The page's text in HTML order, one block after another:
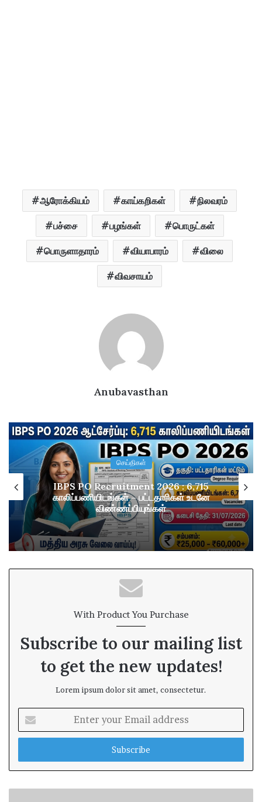
ஆரோக்கியம் காய்கறிகள் நிலவரம்
பச்சை பழங்கள் பொருட்கள்
பொருளாதாரம் வியாபாரம் விலை
விவசாயம்
Anubavasthan
செய்திகள்
IBPS PO Recruitment 2026 : 6,715
காலிப்பணியிடங்கள் – பட்டதாரிகள் உடனே
விண்ணப்பியுங்கள்
With Product You Purchase
Subscribe to our mailing list
to get the new updates!
Lorem ipsum dolor sit amet, consectetur.
t
r
o